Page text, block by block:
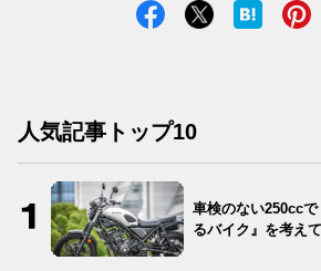
人気記事トップ10
車検のない250cc
るバイク』を考え